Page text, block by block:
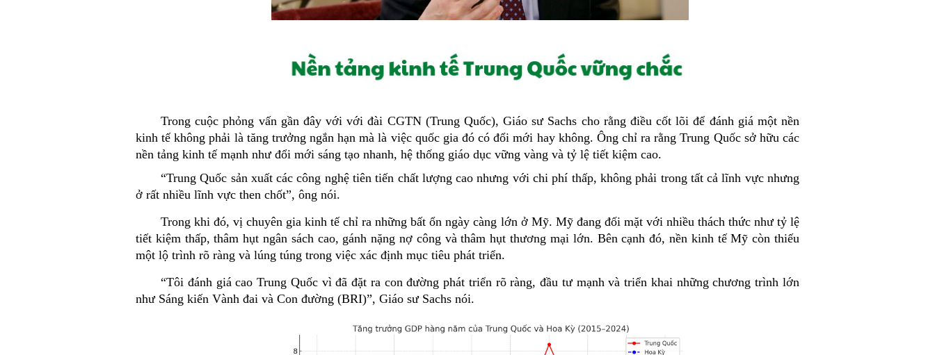
Trong cuộc phỏng vấn gần đây với với đài CGTN (Trung Quốc), Giáo sư Sachs cho rằng điều cốt lõi để đánh giá một nền
kinh tế không phải là tăng trưởng ngắn hạn mà là việc quốc gia đó có đổi mới hay không. Ông chỉ ra rằng Trung Quốc sở hữu các
nền tảng kinh tế mạnh như đổi mới sáng tạo nhanh, hệ thống giáo dục vững vàng và tỷ lệ tiết kiệm cao.
“Trung Quốc sản xuất các công nghệ tiên tiến chất lượng cao nhưng với chi phí thấp, không phải trong tất cả lĩnh vực nhưng
ở rất nhiều lĩnh vực then chốt”, ông nói.
Trong khi đó, vị chuyên gia kinh tế chỉ ra những bất ổn ngày càng lớn ở Mỹ. Mỹ đang đối mặt với nhiều thách thức như tỷ lệ
tiết kiệm thấp, thâm hụt ngân sách cao, gánh nặng nợ công và thâm hụt thương mại lớn. Bên cạnh đó, nền kinh tế Mỹ còn thiếu
một lộ trình rõ ràng và lúng túng trong việc xác định mục tiêu phát triển.
“Tôi đánh giá cao Trung Quốc vì đã đặt ra con đường phát triển rõ ràng, đầu tư mạnh và triển khai những chương trình lớn
như Sáng kiến Vành đai và Con đường (BRI)”, Giáo sư Sachs nói.